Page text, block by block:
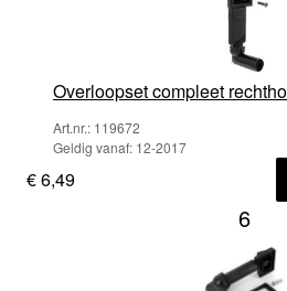
Overloopset compleet
Art.nr.: 119672
Geldig vanaf: 12-2017
€ 6,49
6